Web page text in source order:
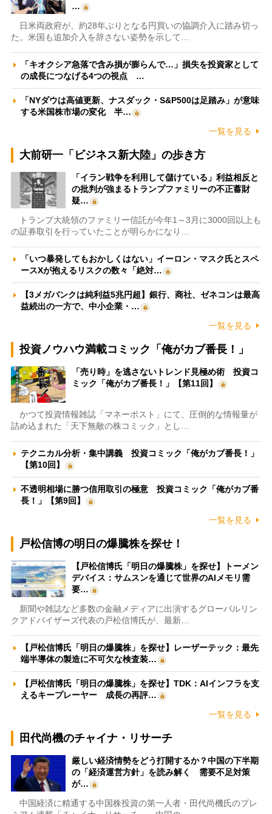
…
日米両政府が、約28年ぶりとなる円買いの協調介入に踏み切っ
た。米国も追加介入を辞さない姿勢を示して…
「キオクシア急落で含み損が膨らんで…」損失を投資家として
の成長につなげる4つの視点 …
「NYダウは高値更新、ナスダック・S&P500は足踏み」が意味
する米国株市場の変化 半…
一覧を見る
大前研一「ビジネス新大陸」の歩き方
「イラン戦争を利用して儲けている」利益相反と
の批判が強まるトランプファミリーの不正蓄財
疑…
トランプ大統領のファミリー信託が今年1～3月に3000回以上も
の証券取引を行っていたことが明らかになり…
「いつ暴発してもおかしくはない」イーロン・マスク氏とスペ
ースXが抱えるリスクの数々「絶対…
【3メガバンクは純利益5兆円超】銀行、商社、ゼネコンは最高
益続出の一方で、中小企業・…
一覧を見る
投資ノウハウ満載コミック「俺がカブ番長！」
「売り時」を逃さないトレンド見極め術 投資コ
ミック「俺がカブ番長！」【第11回】
かつて投資情報雑誌「マネーポスト」にて、圧倒的な情報量が
詰め込まれた「天下無敵の株コミック」とし…
テクニカル分析・集中講義 投資コミック「俺がカブ番長！」
【第10回】
不透明相場に勝つ信用取引の極意 投資コミック「俺がカブ番
長！」【第9回】
一覧を見る
戸松信博の明日の爆騰株を探せ！
【戸松信博氏「明日の爆騰株」を探せ】トーメン
デバイス：サムスンを通じて世界のAIメモリ需
要…
新聞や雑誌など多数の金融メディアに出演するグローバルリン
クアドバイザーズ代表の戸松信博氏が、最新…
【戸松信博氏「明日の爆騰株」を探せ】レーザーテック：最先
端半導体の製造に不可欠な検査装…
【戸松信博氏「明日の爆騰株」を探せ】TDK：AIインフラを支
えるキープレーヤー 成長の再評…
一覧を見る
田代尚機のチャイナ・リサーチ
厳しい経済情勢をどう打開するか？中国の下半期
の「経済運営方針」を読み解く 需要不足対策
が…
中国経済に精通する中国株投資の第一人者・田代尚機氏のプレ